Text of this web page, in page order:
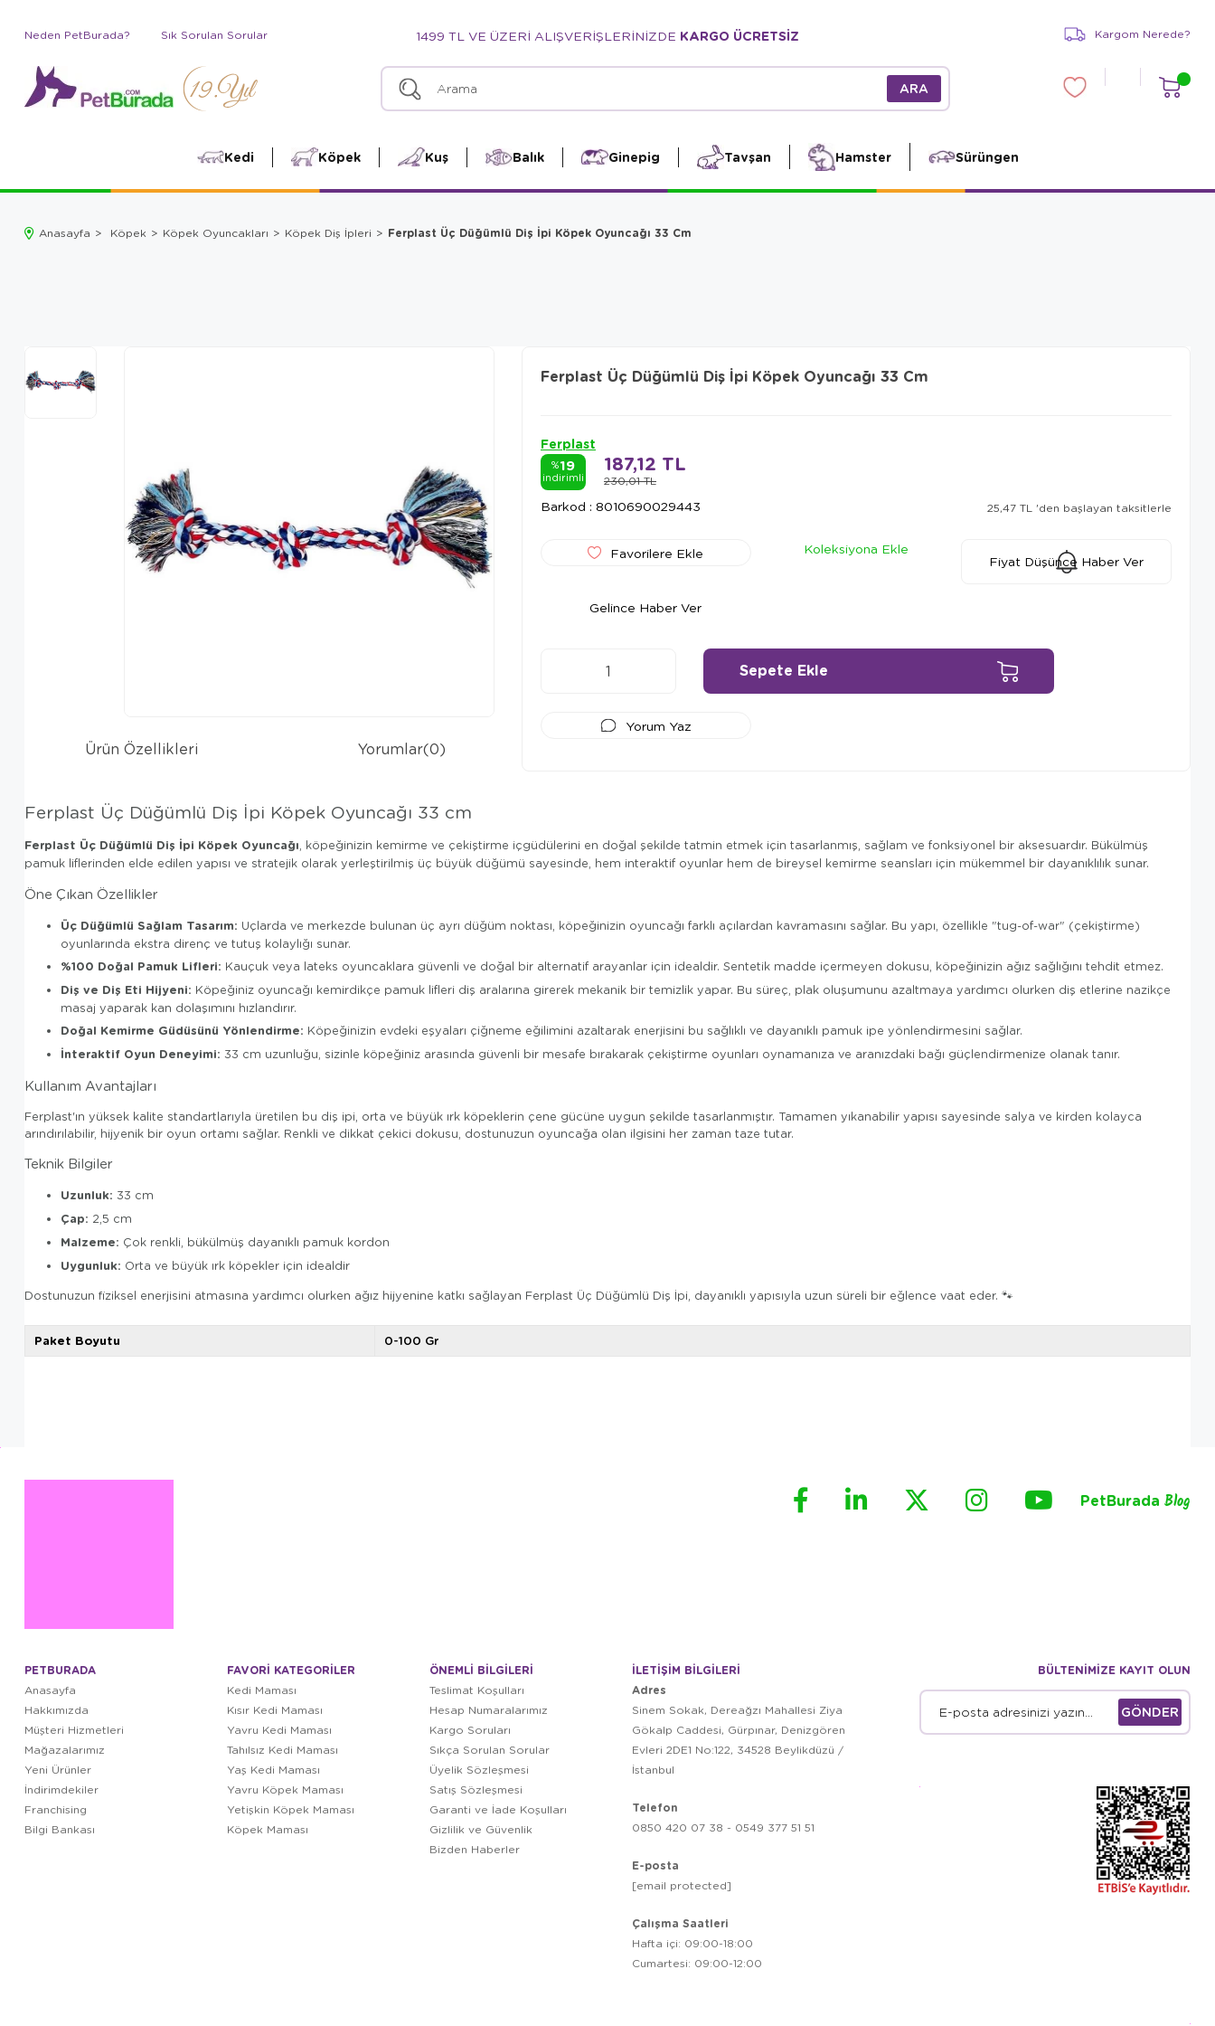
Neden PetBurada? Sık Sorulan Sorular 1499 TL VE ÜZERİ ALIŞVERİŞLERİNİZDE KARGO ÜCRETSİZ Kargom Nerede?
Kedi Köpek Kuş Balık Ginepig Tavşan Hamster Sürüngen
Anasayfa Köpek Köpek Oyuncakları Köpek Diş İpleri Ferplast Üç Düğümlü Diş İpi Köpek Oyuncağı 33 Cm
Ferplast Üç Düğümlü Diş İpi Köpek Oyuncağı 33 Cm
Ferplast
%19
indirimli 230,01 TL
187,12 TL
Barkod : 8010690029443 25,47 TL 'den başlayan taksitlerle
Favorilere Ekle
Koleksiyona Ekle
Fiyat Düşünce Haber Ver
Gelince Haber Ver
Yorum Yaz
Ürün Özellikleri Yorumlar(0)
Ferplast Üç Düğümlü Diş İpi Köpek Oyuncağı 33 cm
Ferplast Üç Düğümlü Diş İpi Köpek Oyuncağı, köpeğinizin kemirme ve çekiştirme içgüdülerini en doğal şekilde tatmin etmek için tasarlanmış, sağlam ve fonksiyonel bir aksesuardır. Bükülmüş
pamuk liflerinden elde edilen yapısı ve stratejik olarak yerleştirilmiş üç büyük düğümü sayesinde, hem interaktif oyunlar hem de bireysel kemirme seansları için mükemmel bir dayanıklılık sunar.
Öne Çıkan Özellikler
Üç Düğümlü Sağlam Tasarım: Uçlarda ve merkezde bulunan üç ayrı düğüm noktası, köpeğinizin oyuncağı farklı açılardan kavramasını sağlar. Bu yapı, özellikle "tug-of-war" (çekiştirme)
oyunlarında ekstra direnç ve tutuş kolaylığı sunar.
%100 Doğal Pamuk Lifleri: Kauçuk veya lateks oyuncaklara güvenli ve doğal bir alternatif arayanlar için idealdir. Sentetik madde içermeyen dokusu, köpeğinizin ağız sağlığını tehdit etmez.
Diş ve Diş Eti Hijyeni: Köpeğiniz oyuncağı kemirdikçe pamuk lifleri diş aralarına girerek mekanik bir temizlik yapar. Bu süreç, plak oluşumunu azaltmaya yardımcı olurken diş etlerine nazikçe
masaj yaparak kan dolaşımını hızlandırır.
Doğal Kemirme Güdüsünü Yönlendirme: Köpeğinizin evdeki eşyaları çiğneme eğilimini azaltarak enerjisini bu sağlıklı ve dayanıklı pamuk ipe yönlendirmesini sağlar.
İnteraktif Oyun Deneyimi: 33 cm uzunluğu, sizinle köpeğiniz arasında güvenli bir mesafe bırakarak çekiştirme oyunları oynamanıza ve aranızdaki bağı güçlendirmenize olanak tanır.
Kullanım Avantajları
Ferplast'ın yüksek kalite standartlarıyla üretilen bu diş ipi, orta ve büyük ırk köpeklerin çene gücüne uygun şekilde tasarlanmıştır. Tamamen yıkanabilir yapısı sayesinde salya ve kirden kolayca
arındırılabilir, hijyenik bir oyun ortamı sağlar. Renkli ve dikkat çekici dokusu, dostunuzun oyuncağa olan ilgisini her zaman taze tutar.
Teknik Bilgiler
Uzunluk: 33 cm
Çap: 2,5 cm
Malzeme: Çok renkli, bükülmüş dayanıklı pamuk kordon
Uygunluk: Orta ve büyük ırk köpekler için idealdir
Dostunuzun fiziksel enerjisini atmasına yardımcı olurken ağız hijyenine katkı sağlayan Ferplast Üç Düğümlü Diş İpi, dayanıklı yapısıyla uzun süreli bir eğlence vaat eder. 🐾
Paket Boyutu 0-100 Gr
PetBurada Blog
PETBURADA
Anasayfa
Hakkımızda
Müşteri Hizmetleri
Mağazalarımız
Yeni Ürünler
İndirimdekiler
Franchising
Bilgi Bankası
FAVORİ KATEGORİLER
Kedi Maması
Kısır Kedi Maması
Yavru Kedi Maması
Tahılsız Kedi Maması
Yaş Kedi Maması
Yavru Köpek Maması
Yetişkin Köpek Maması
Köpek Maması
ÖNEMLİ BİLGİLERİ
Teslimat Koşulları
Hesap Numaralarımız
Kargo Soruları
Sıkça Sorulan Sorular
Üyelik Sözleşmesi
Satış Sözleşmesi
Garanti ve İade Koşulları
Gizlilik ve Güvenlik
Bizden Haberler
İLETİŞİM BİLGİLERİ
Adres
Sinem Sokak, Dereağzı Mahallesi Ziya
Gökalp Caddesi, Gürpınar, Denizgören
Evleri 2DE1 No:122, 34528 Beylikdüzü /
İstanbul
Telefon
0850 420 07 38 - 0549 377 51 51
E-posta
[email protected]
Çalışma Saatleri
Hafta içi: 09:00-18:00
Cumartesi: 09:00-12:00
BÜLTENİMİZE KAYIT OLUN
GÖNDER